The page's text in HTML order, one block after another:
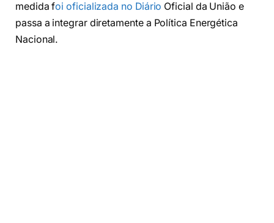
medida foi oficializada no Diário Oficial da União e
passa a integrar diretamente a Política Energética
Nacional.